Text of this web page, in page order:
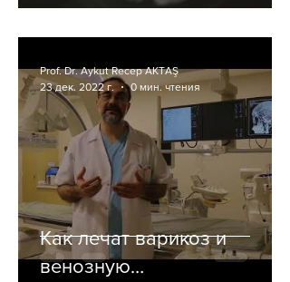
слабость в правой руке,
смещение лица.
Как лечат варикоз и
венозную
Prof. Dr. Aykut Recep AKTAŞ
23 дек. 2022 г.
0 мин. чтения